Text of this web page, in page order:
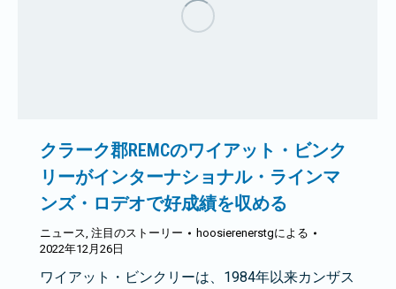
クラーク郡REMCのワイアット・ビンク
リーがインターナショナル・ラインマ
ンズ・ロデオで好成績を収める
ニュース 注目のストーリー hoosierenerstgによる
2022年12月26日
ワイアット・ビンクリーは、1984年以来カンザス